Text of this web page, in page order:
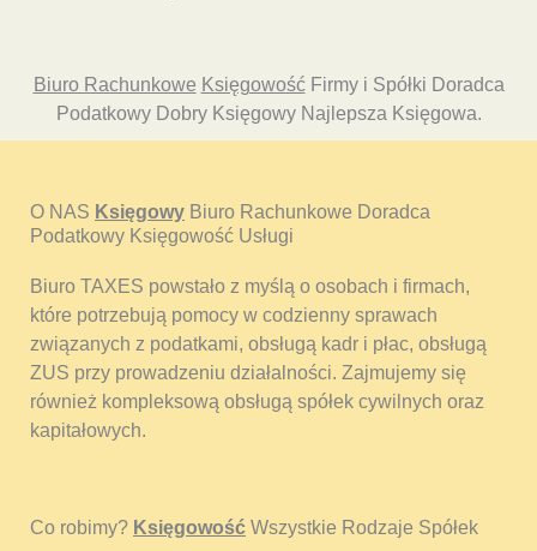
Biuro Rachunkowe KsięgowośćFirmy i Spółki Doradca
Podatkowy Dobry Księgowy Najlepsza Księgowa.
O NAS Księgowy Biuro Rachunkowe Doradca
Podatkowy Księgowość Usługi
Biuro TAXES powstało z myślą o osobach i firmach,
które potrzebują pomocy w codzienny sprawach
związanych z podatkami, obsługą kadr i płac, obsługą
ZUS przy prowadzeniu działalności. Zajmujemy się
również kompleksową obsługą spółek cywilnych oraz
kapitałowych.
Co robimy? Księgowość Wszystkie Rodzaje Spółek